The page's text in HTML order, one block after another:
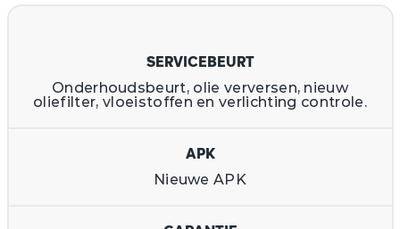
SERVICEBEURT
Onderhoudsbeurt, olie verversen, nieuw
oliefilter, vloeistoffen en verlichting controle.
APK
Nieuwe APK